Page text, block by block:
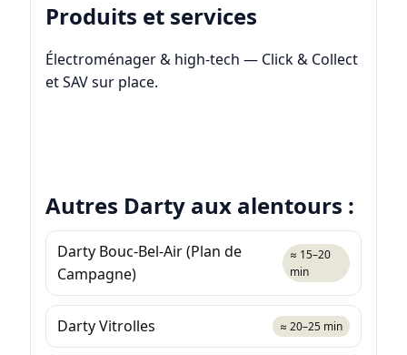
Produits et services
Électroménager & high‑tech — Click & Collect
et SAV sur place.
Autres Darty aux alentours :
Darty Bouc-Bel-Air (Plan de
Campagne)
≈ 15–20
min
Darty Vitrolles ≈ 20–25 min